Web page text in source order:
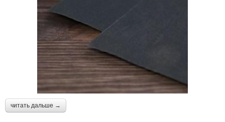
читать дальше →